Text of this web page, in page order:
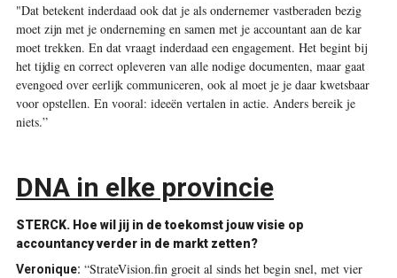
"Dat betekent inderdaad ook dat je als ondernemer vastberaden bezig
moet zijn met je onderneming en samen met je accountant aan de kar
moet trekken. En dat vraagt inderdaad een engagement. Het begint bij
het tijdig en correct opleveren van alle nodige documenten, maar gaat
evengoed over eerlijk communiceren, ook al moet je je daar kwetsbaar
voor opstellen. En vooral: ideeën vertalen in actie. Anders bereik je
niets.”
DNA in elke provincie
STERCK. Hoe wil jij in de toekomst jouw visie op
accountancy verder in de markt zetten?
Veronique: “StrateVision.fin groeit al sinds het begin snel, met vier